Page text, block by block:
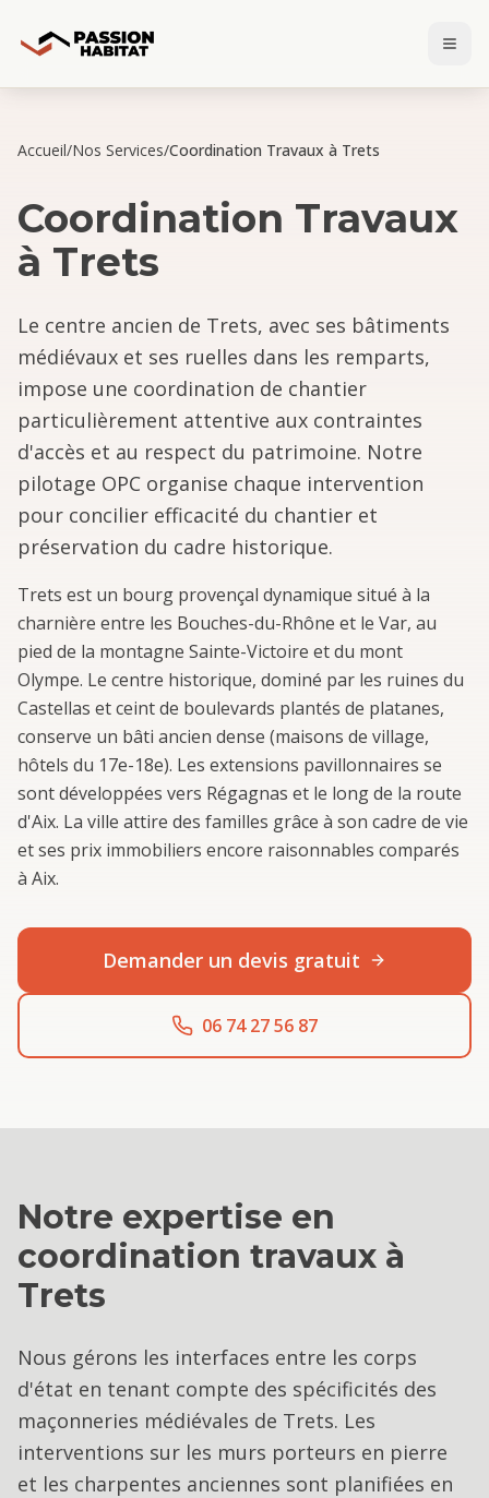
Accueil/Nos Services/Coordination Travaux à Trets
Coordination Travaux
à Trets
Le centre ancien de Trets, avec ses bâtiments
médiévaux et ses ruelles dans les remparts,
impose une coordination de chantier
particulièrement attentive aux contraintes
d'accès et au respect du patrimoine. Notre
pilotage OPC organise chaque intervention
pour concilier efficacité du chantier et
préservation du cadre historique.
Trets est un bourg provençal dynamique situé à la
charnière entre les Bouches-du-Rhône et le Var, au
pied de la montagne Sainte-Victoire et du mont
Olympe. Le centre historique, dominé par les ruines du
Castellas et ceint de boulevards plantés de platanes,
conserve un bâti ancien dense (maisons de village,
hôtels du 17e-18e). Les extensions pavillonnaires se
sont développées vers Régagnas et le long de la route
d'Aix. La ville attire des familles grâce à son cadre de vie
et ses prix immobiliers encore raisonnables comparés
à Aix.
Demander un devis gratuit
06 74 27 56 87
Notre expertise en
coordination travaux à
Trets
Nous gérons les interfaces entre les corps
d'état en tenant compte des spécificités des
maçonneries médiévales de Trets. Les
interventions sur les murs porteurs en pierre
et les charpentes anciennes sont planifiées en